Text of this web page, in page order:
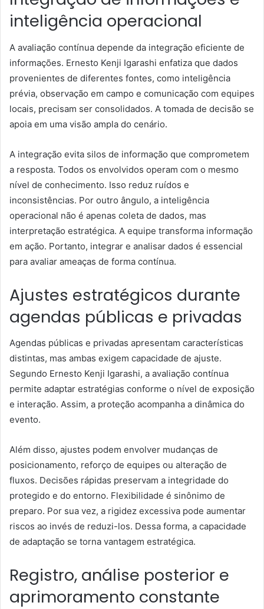
inteligência operacional
A avaliação contínua depende da integração eficiente de
informações. Ernesto Kenji Igarashi enfatiza que dados
provenientes de diferentes fontes, como inteligência
prévia, observação em campo e comunicação com equipes
locais, precisam ser consolidados. A tomada de decisão se
apoia em uma visão ampla do cenário.
A integração evita silos de informação que comprometem
a resposta. Todos os envolvidos operam com o mesmo
nível de conhecimento. Isso reduz ruídos e
inconsistências. Por outro ângulo, a inteligência
operacional não é apenas coleta de dados, mas
interpretação estratégica. A equipe transforma informação
em ação. Portanto, integrar e analisar dados é essencial
para avaliar ameaças de forma contínua.
Ajustes estratégicos durante
agendas públicas e privadas
Agendas públicas e privadas apresentam características
distintas, mas ambas exigem capacidade de ajuste.
Segundo Ernesto Kenji Igarashi, a avaliação contínua
permite adaptar estratégias conforme o nível de exposição
e interação. Assim, a proteção acompanha a dinâmica do
evento.
Além disso, ajustes podem envolver mudanças de
posicionamento, reforço de equipes ou alteração de
fluxos. Decisões rápidas preservam a integridade do
protegido e do entorno. Flexibilidade é sinônimo de
preparo. Por sua vez, a rigidez excessiva pode aumentar
riscos ao invés de reduzi-los. Dessa forma, a capacidade
de adaptação se torna vantagem estratégica.
Registro, análise posterior e
aprimoramento constante